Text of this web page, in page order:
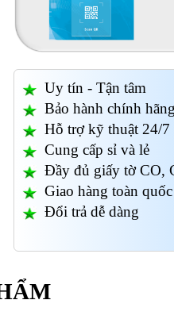
Uy tín - Tận tâm
Bảo hành chính hãng
Hỗ trợ kỹ thuật 24/7
Cung cấp sỉ và lẻ
Đầy đủ giấy tờ CO,
Giao hàng toàn
Đổi trả dễ dàng